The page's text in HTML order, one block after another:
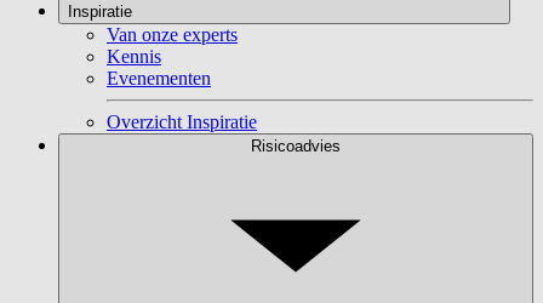
Inspiratie
Van onze experts
Kennis
Evenementen
Overzicht Inspiratie
Risicoadvies